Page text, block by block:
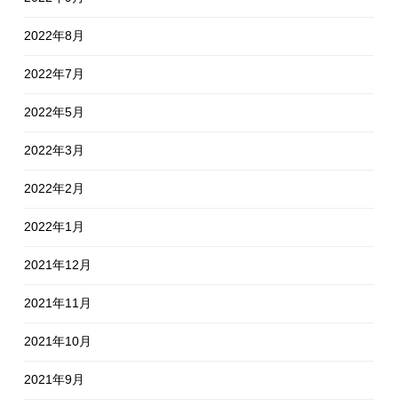
2022年8月
2022年7月
2022年5月
2022年3月
2022年2月
2022年1月
2021年12月
2021年11月
2021年10月
2021年9月